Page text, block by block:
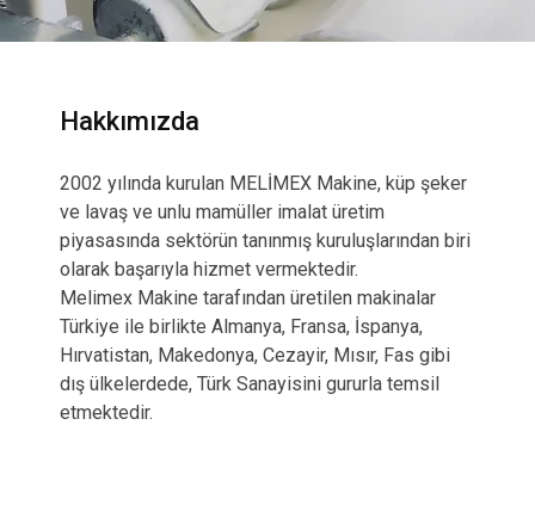
Hakkımızda
2002 yılında kurulan MELİMEX Makine, küp şeker
ve lavaş ve unlu mamüller imalat üretim
piyasasında sektörün tanınmış kuruluşlarından biri
olarak başarıyla hizmet vermektedir.
Melimex Makine tarafından üretilen makinalar
Türkiye ile birlikte Almanya, Fransa, İspanya,
Hırvatistan, Makedonya, Cezayir, Mısır, Fas gibi
dış ülkelerdede, Türk Sanayisini gururla temsil
etmektedir.